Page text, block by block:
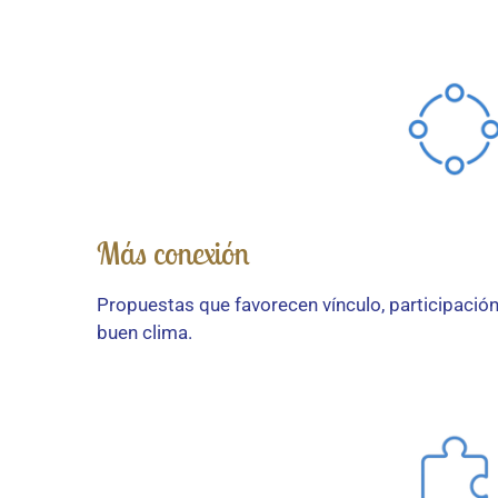
Más conexión
Propuestas que favorecen vínculo,
buen clima.